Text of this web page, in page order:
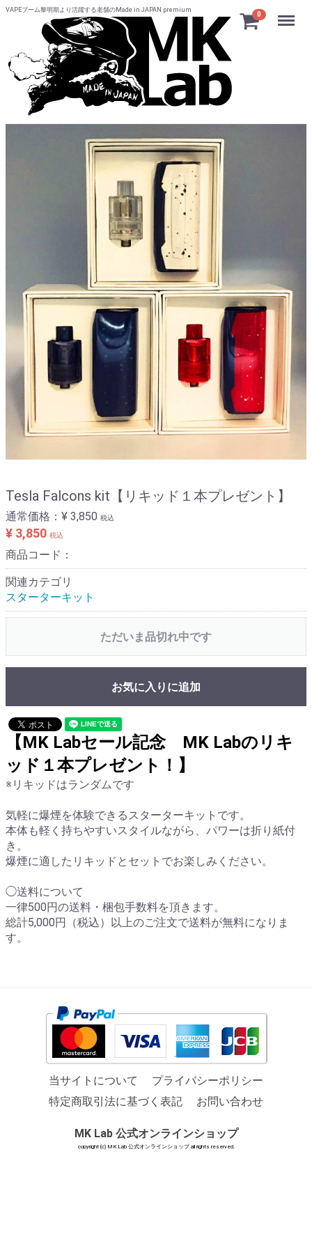
VAPEブーム黎明期より活躍する老舗のMade in JAPAN premium
0 Menu
Tesla Falcons kit【リキッド１本プレゼント】
通常価格： ¥ 3,850 税込
¥ 3,850 税込
商品コード：
関連カテゴリ
スターターキット
ただいま品切れ中です
お気に入りに追加
【MK Labセール記念 MK Labのリキ
ッド１本プレゼント！】
※リキッドはランダムです
気軽に爆煙を体験できるスターターキットです。
本体も軽く持ちやすいスタイルながら、パワーは折り紙付
き。
爆煙に適したリキッドとセットでお楽しみください。
◯送料について
一律500円の送料・梱包手数料を頂きます。
総計5,000円（税込）以上のご注文で送料が無料になりま
す。
当サイトについて
プライバシーポリシー
特定商取引法に基づく表記
お問い合わせ
MK Lab 公式オンラインショップ
copyright (c) MK Lab 公式オンラインショップ all rights reserved.